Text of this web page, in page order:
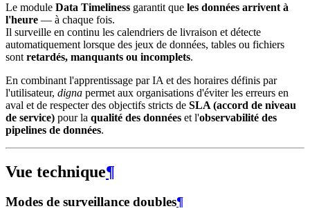
Le module Data Timeliness garantit que les données arrivent à
l'heure — à chaque fois.
Il surveille en continu les calendriers de livraison et détecte
automatiquement lorsque des jeux de données, tables ou fichiers
sont retardés, manquants ou incomplets.
En combinant l'apprentissage par IA et des horaires définis par
l'utilisateur, digna permet aux organisations d'éviter les erreurs en
aval et de respecter des objectifs stricts de SLA (accord de niveau
de service) pour la qualité des données et l'observabilité des
pipelines de données.
Vue technique¶
Modes de surveillance doubles¶